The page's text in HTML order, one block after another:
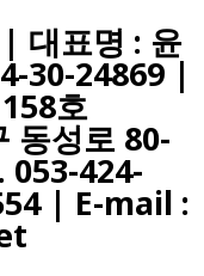
대표명 : 윤
30-24869 |
호
동성로 80-
053-424-
| E-mail :